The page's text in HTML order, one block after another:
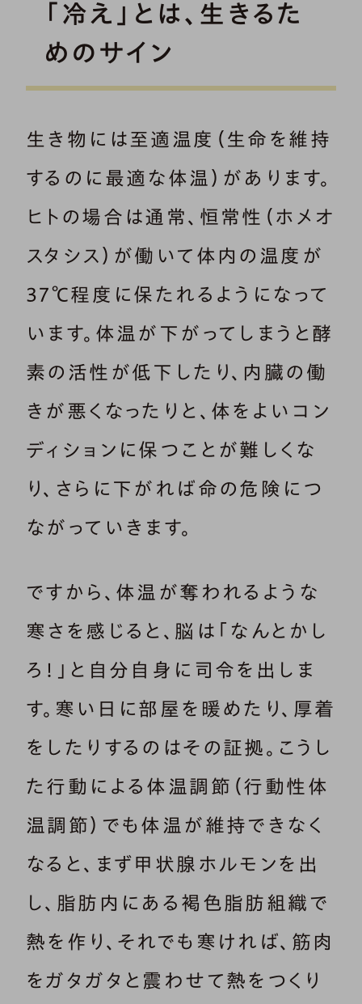
「冷え」とは、生きるた
めのサイン
生き物には至適温度（生命を維持
するのに最適な体温）があります。
ヒトの場合は通常、恒常性（ホメオ
スタシス）が働いて体内の温度が
37℃程度に保たれるようになって
います。体温が下がってしまうと酵
素の活性が低下したり、内臓の働
きが悪くなったりと、体をよいコン
ディションに保つことが難しくな
り、さらに下がれば命の危険につ
ながっていきます。
ですから、体温が奪われるような
寒さを感じると、脳は「なんとかし
ろ！」と自分自身に司令を出しま
す。寒い日に部屋を暖めたり、厚着
をしたりするのはその証拠。こうし
た行動による体温調節（行動性体
温調節）でも体温が維持できなく
なると、まず甲状腺ホルモンを出
し、脂肪内にある褐色脂肪組織で
熱を作り、それでも寒ければ、筋肉
をガタガタと震わせて熱をつくり